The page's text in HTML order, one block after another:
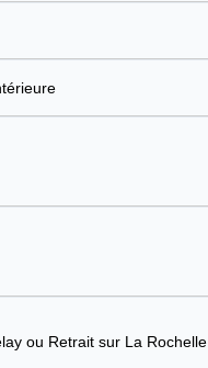
ou Retrait sur La Rochelle